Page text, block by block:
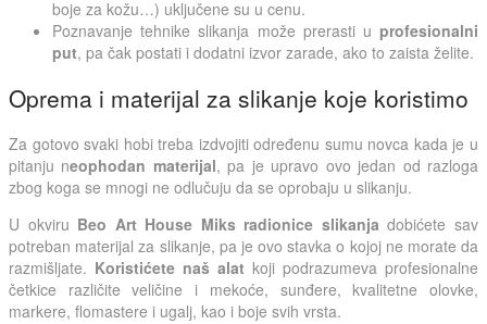
boje za kožu…) uključene su u cenu.
Poznavanje tehnike slikanja može prerasti u profesionalni
put, pa čak postati i dodatni izvor zarade, ako to zaista želite.
Oprema i materijal za slikanje koje koristimo
Za gotovo svaki hobi treba izdvojiti određenu sumu novca kada je u
pitanju neophodan materijal, pa je upravo ovo jedan od razloga
zbog koga se mnogi ne odlučuju da se oprobaju u slikanju.
U okviru Beo Art House Miks radionice slikanjadobićete sav
potreban materijal za slikanje, pa je ovo stavka o kojoj ne morate da
razmišljate. Koristićete naš alat koji podrazumeva profesionalne
četkice različite veličine i mekoće, sunđere, kvalitetne olovke,
markere, flomastere i ugalj, kao i boje svih vrsta.